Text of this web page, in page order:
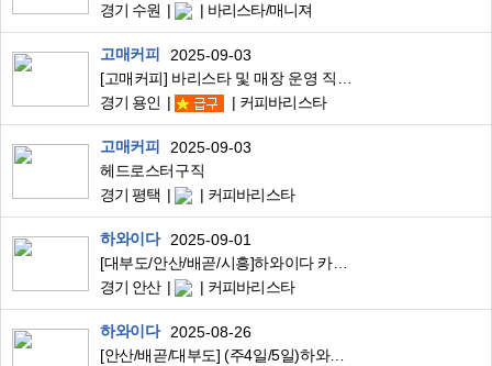
경기 수원
바리스타/매니져
고매커피
2025-09-03
경기 용인
커피바리스타
고매커피
2025-09-03
헤드로스터구직
경기 평택
커피바리스타
하와이다
2025-09-01
경기 안산
커피바리스타
하와이다
2025-08-26
[안산/배곧/대부도] (주4일/5일)하와이다 카페 신규채용-5개월 단기도